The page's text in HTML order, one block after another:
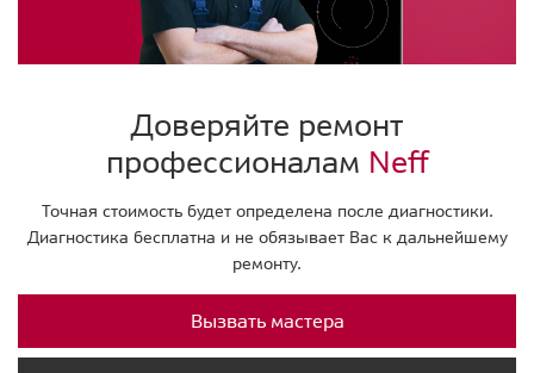
Доверяйте ремонт
профессионалам Neff
Точная стоимость будет определена после диагностики.
Диагностика бесплатна и не обязывает Вас к дальнейшему
ремонту.
Вызвать мастера